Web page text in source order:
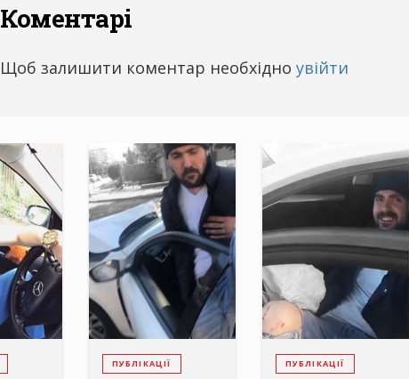
Коментарі
Щоб залишити коментар необхідно увійти
ПУБЛІКАЦІЇ ПУБЛІКАЦІЇ